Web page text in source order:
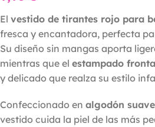
El vestido de tirantes rojo para
fresca y encantadora, perfecta
Su diseño sin mangas aporta
mientras que el estampado
y delicado que realza su estilo
Confeccionado en algodón
vestido cuida la piel de las más